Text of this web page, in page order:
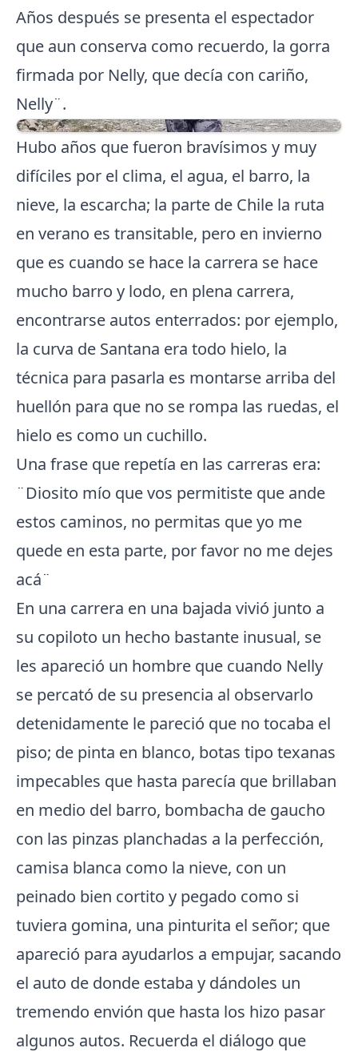
Años después se presenta el espectador
que aun conserva como recuerdo, la gorra
firmada por Nelly, que decía con cariño,
Nelly¨.
Hubo años que fueron bravísimos y muy
difíciles por el clima, el agua, el barro, la
nieve, la escarcha; la parte de Chile la ruta
en verano es transitable, pero en invierno
que es cuando se hace la carrera se hace
mucho barro y lodo, en plena carrera,
encontrarse autos enterrados: por ejemplo,
la curva de Santana era todo hielo, la
técnica para pasarla es montarse arriba del
huellón para que no se rompa las ruedas, el
hielo es como un cuchillo.
Una frase que repetía en las carreras era:
¨Diosito mío que vos permitiste que ande
estos caminos, no permitas que yo me
quede en esta parte, por favor no me dejes
acá¨
En una carrera en una bajada vivió junto a
su copiloto un hecho bastante inusual, se
les apareció un hombre que cuando Nelly
se percató de su presencia al observarlo
detenidamente le pareció que no tocaba el
piso; de pinta en blanco, botas tipo texanas
impecables que hasta parecía que brillaban
en medio del barro, bombacha de gaucho
con las pinzas planchadas a la perfección,
camisa blanca como la nieve, con un
peinado bien cortito y pegado como si
tuviera gomina, una pinturita el señor; que
apareció para ayudarlos a empujar, sacando
el auto de donde estaba y dándoles un
tremendo envión que hasta los hizo pasar
algunos autos. Recuerda el diálogo que